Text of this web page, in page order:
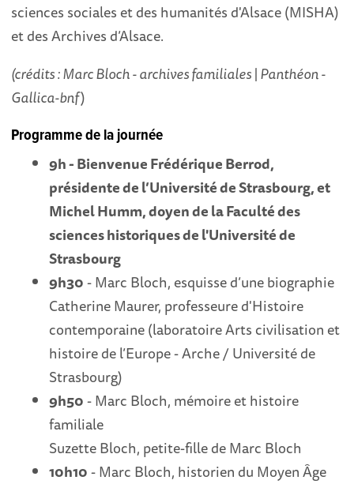
sciences sociales et des humanités d'Alsace (MISHA)
et des Archives d’Alsace.
(crédits : Marc Bloch - archives familiales | Panthéon -
Gallica-bnf)
Programme de la journée
9h - Bienvenue Frédérique Berrod,
présidente de l’Université de Strasbourg, et
Michel Humm, doyen de la Faculté des
sciences historiques de l'Université de
Strasbourg
9h30- Marc Bloch, esquisse d’une biographie
Catherine Maurer, professeure d'Histoire
contemporaine (laboratoire Arts civilisation et
histoire de l’Europe - Arche / Université de
Strasbourg)
9h50- Marc Bloch, mémoire et histoire
familiale
Suzette Bloch, petite-fille de Marc Bloch
10h10- Marc Bloch, historien du Moyen Âge